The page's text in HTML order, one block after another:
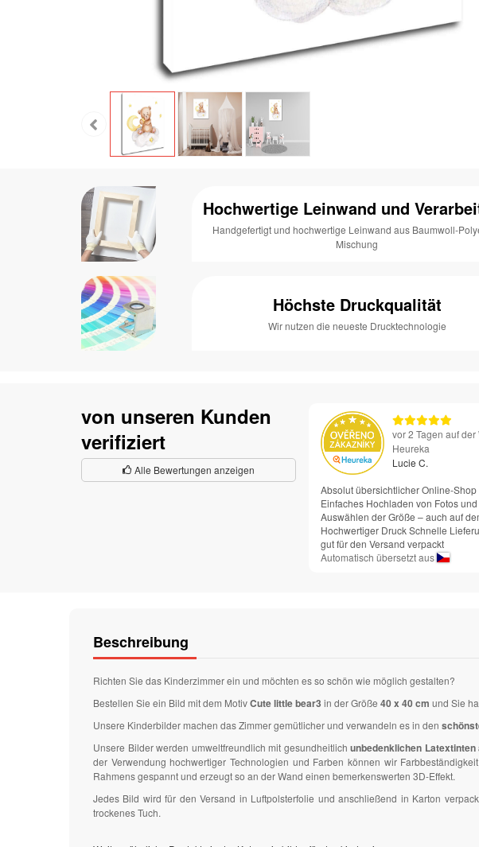
Hochwertige Leinwand und
Handgefertigt und hochwertige Leinwand aus Baumwoll-
Mischung
Höchste Druckqualität
Wir nutzen die neueste Drucktechnologie
von unseren Kunden
verifiziert
Alle Bewertungen anzeigen
vor 2 Tagen auf der
Heureka
Lucie C.
Absolut übersichtlicher Online-Shop
Einfaches Hochladen von Fotos und
Auswählen der Größe – auch auf
Hochwertiger Druck Schnelle
gut für den Versand verpackt
Automatisch übersetzt aus
Beschreibung
Richten Sie das Kinderzimmer ein und möchten es so schön wie möglich gestalten?
Bestellen Sie ein Bild mit dem MotivCute little bear3 in der Größe 40 x 40 cm und Sie
Unsere Kinderbilder machen das Zimmer gemütlicher und verwandeln es in den
Unsere Bilder werden umweltfreundlich mit gesundheitlichunbedenklichen
der Verwendung hochwertiger Technologien und Farben können wir
Rahmens gespannt und erzeugt so an der Wand einen bemerkenswerten 3D-Effekt.
Jedes Bild wird für den Versand in Luftpolsterfolie und anschließend in Karton
trockenes Tuch.